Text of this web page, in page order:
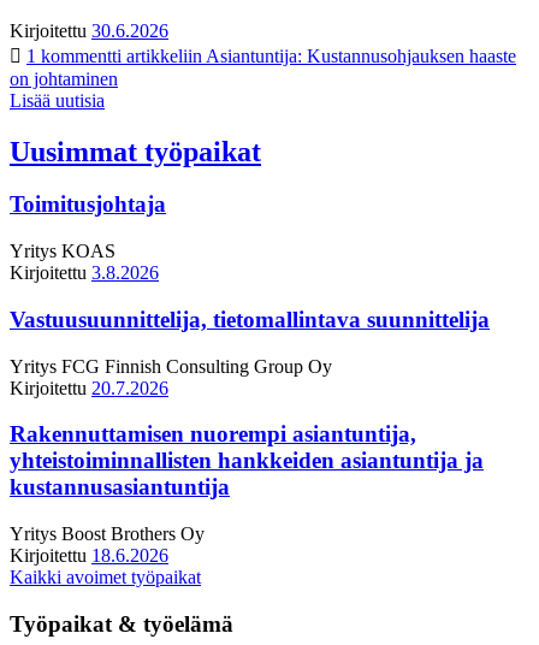
Kirjoitettu 30.6.2026
1 kommentti artikkeliin Asiantuntija: Kustannusohjauksen haaste
on johtaminen
Lisää uutisia
Uusimmat työpaikat
Toimitusjohtaja
Yritys KOAS
Kirjoitettu 3.8.2026
Vastuusuunnittelija, tietomallintava suunnittelija
Yritys FCG Finnish Consulting Group Oy
Kirjoitettu 20.7.2026
Rakennuttamisen nuorempi asiantuntija,
yhteistoiminnallisten hankkeiden asiantuntija ja
kustannusasiantuntija
Yritys Boost Brothers Oy
Kirjoitettu 18.6.2026
Kaikki avoimet työpaikat
Työpaikat & työelämä